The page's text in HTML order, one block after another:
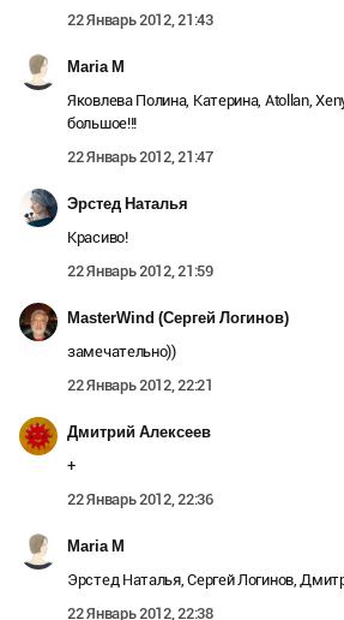
22 Январь 2012, 21:43
Maria M
Яковлева Полина, Катерина, Atollan,
большое!!!
22 Январь 2012, 21:47
Эрстед Наталья
Красиво!
22 Январь 2012, 21:59
MasterWind (Сергей Логинов)
замечательно))
22 Январь 2012, 22:21
Дмитрий Алексеев
+
22 Январь 2012, 22:36
Maria M
Эрстед Наталья, Сергей Логинов,
22 Январь 2012, 22:38